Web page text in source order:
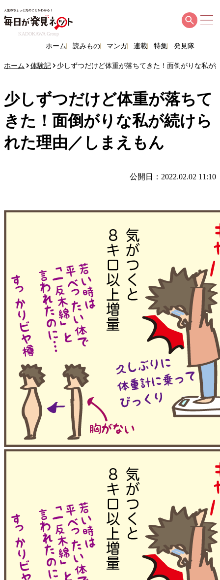
KADOKAWA Group
ホーム 読みもの マンガ 連載 特集 発見隊
ホーム 体験記 少しずつだけど体重が落ちてきた！面倒がりな私が
少しずつだけど体重が落ちて
きた！面倒がりな私が続けら
れた理由／しまえもん
公開日：2022.02.02 11:10